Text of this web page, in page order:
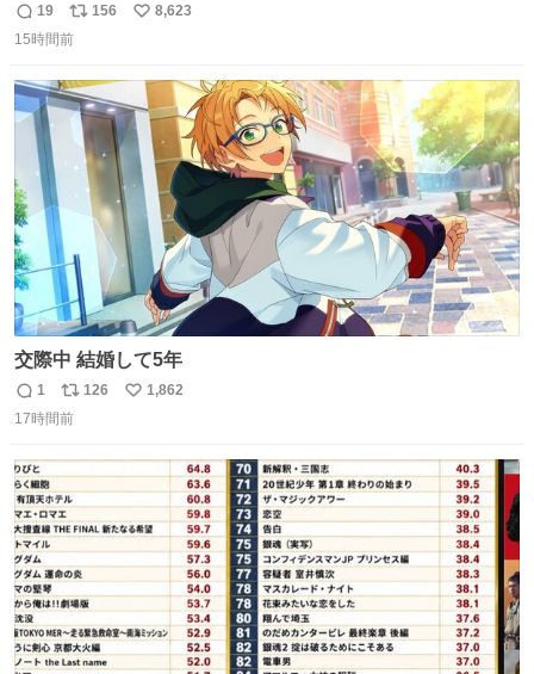
てあっておもろい
返
信
19
リ
ポ
ト
数
156
い
数
8,623
15時間前
交際中 結婚して5年
返
信
1
リ
ポ
ト
数
126
い
数
1,862
17時間前